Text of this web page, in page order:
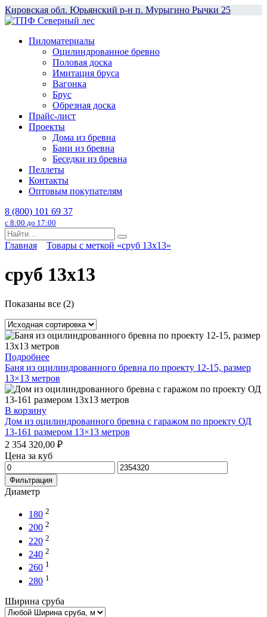
Перейти
к
Кировская обл. Юрьянский р-н п. Мурыгино Рычки 25
Пиломатериалы
Оцилиндрованное бревно
Половая доска
Имитация бруса
Вагонка
Брус
Обрезная доска
Прайс-лист
Проекты
Дома из бревна
Бани из бревна
Беседки из бревна
Пеллеты
Контакты
Оптовым покупателям
8 (800) 101 69 37
с 8:00 до 17:00
Search
for:
Главная Товары с меткой «сруб 13x13»
сруб 13x13
Показаны все (2)
Подробнее
Баня из оцилиндрованного бревна по проекту 12-15, размер
13×13 метров
В корзину
Дом из оцилиндрованного бревна с гаражом по проекту ОД
13-161 размером 13×13 метров
2 354 320,00 ₽
Цена за куб
Минимальная
цена
Максимальная
цена
Фильтрация
Диаметр
180 2
200 2
220 2
240 2
260 1
280 1
Ширина сруба